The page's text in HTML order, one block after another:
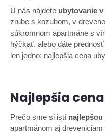
U nás nájdete ubytovanie
zrube s kozubom, v
súkromnom apartmáne s
hýčkať, alebo dáte
len jedno: najlepšia cena
Najlepšia cena
Prečo sme si istí
apartmánom aj